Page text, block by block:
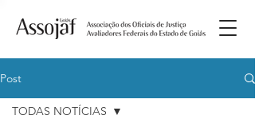
Post
TODAS NOTÍCIAS